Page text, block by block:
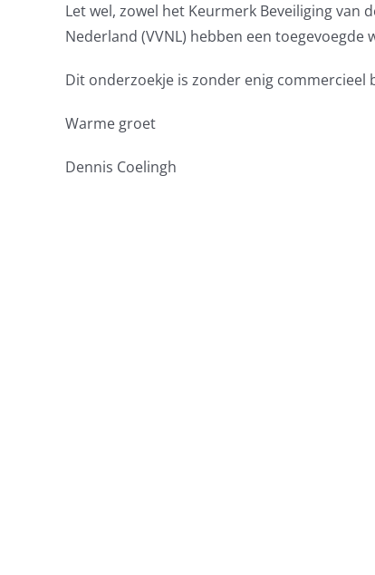
Let wel, zowel het Keurmerk Beveiliging van
Nederland (VVNL) hebben een
Dit onderzoekje is zonder enig commercieel
Warme groet
Dennis Coelingh